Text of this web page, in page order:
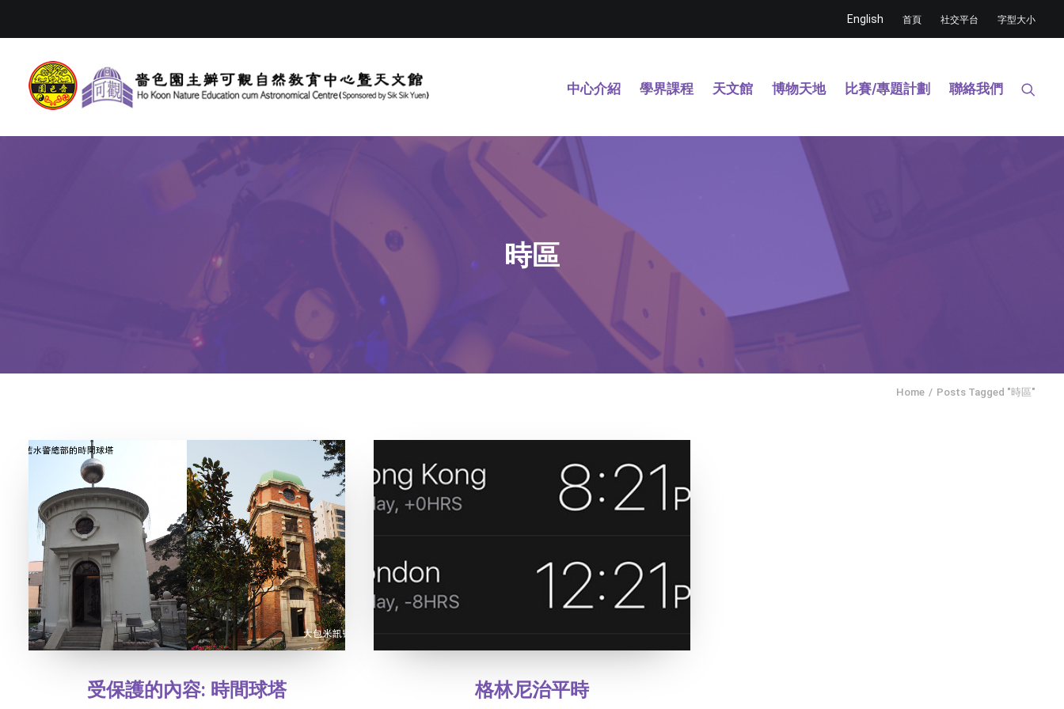
English 首頁 社交平台 字型大小
中心介紹 學界課程 天文館 博物天地 比賽/專題計劃 聯絡我們
時區
Home Posts Tagged "時區"
受保護的內容: 時間球塔 格林尼治平時